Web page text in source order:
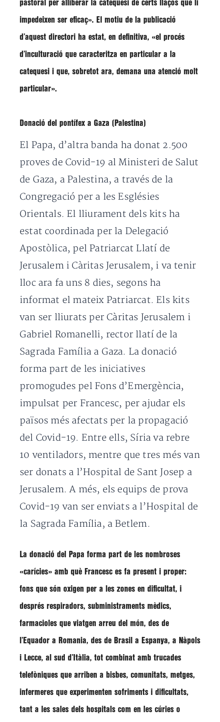
pastoral per alliberar la catequesi de certs llaços que li
impedeixen ser eficaç». El motiu de la publicació
d’aquest directori ha estat, en definitiva, «el procés
d’inculturació que caracteritza en particular a la
catequesi i que, sobretot ara, demana una atenció molt
particular».
Donació del pontífex a Gaza (Palestina)
El Papa, d’altra banda ha donat 2.500
proves de Covid-19 al Ministeri de Salut
de Gaza, a Palestina, a través de la
Congregació per a les Esglésies
Orientals. El lliurament dels kits ha
estat coordinada per la Delegació
Apostòlica, pel Patriarcat Llatí de
Jerusalem i Càritas Jerusalem, i va tenir
lloc ara fa uns 8 dies, segons ha
informat el mateix Patriarcat. Els kits
van ser lliurats per Càritas Jerusalem i
Gabriel Romanelli, rector llatí de la
Sagrada Família a Gaza. La donació
forma part de les iniciatives
promogudes pel Fons d’Emergència,
impulsat per Francesc, per ajudar els
països més afectats per la propagació
del Covid-19. Entre ells, Síria va rebre
10 ventiladors, mentre que tres més van
ser donats a l’Hospital de Sant Josep a
Jerusalem. A més, els equips de prova
Covid-19 van ser enviats a l’Hospital de
la Sagrada Família, a Betlem.
La donació del Papa forma part de les nombroses
«carícies» amb què Francesc es fa present i proper:
fons que són oxigen per a les zones en dificultat, i
després respiradors, subministraments mèdics,
farmacioles que viatgen arreu del món, des de
l’Equador a Romania, des de Brasil a Espanya, a Nàpols
i Lecce, al sud d’Itàlia, tot combinat amb trucades
telefòniques que arriben a bisbes, comunitats, metges,
infermeres que experimenten sofriments i dificultats,
tant a les sales dels hospitals com en les cúries o